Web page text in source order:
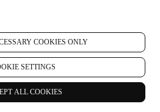
COOKIES ONLY
SETTINGS
ALL COOKIES
como corresponsables del
4, Baar, Zugo, 6340 Suiza (que ha
en la UE a Le Creuset SL, con
oficinas en Paseo de Gracia 9, 2º,
base a un acuerdo de
esencialmente que
de la estrategia general que
personalizada del cliente;